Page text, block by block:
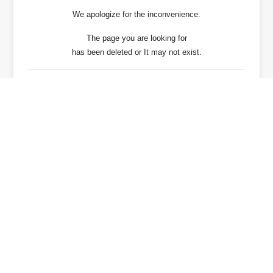
We apologize for the inconvenience.
The page you are looking for
has been deleted or It may not exist.